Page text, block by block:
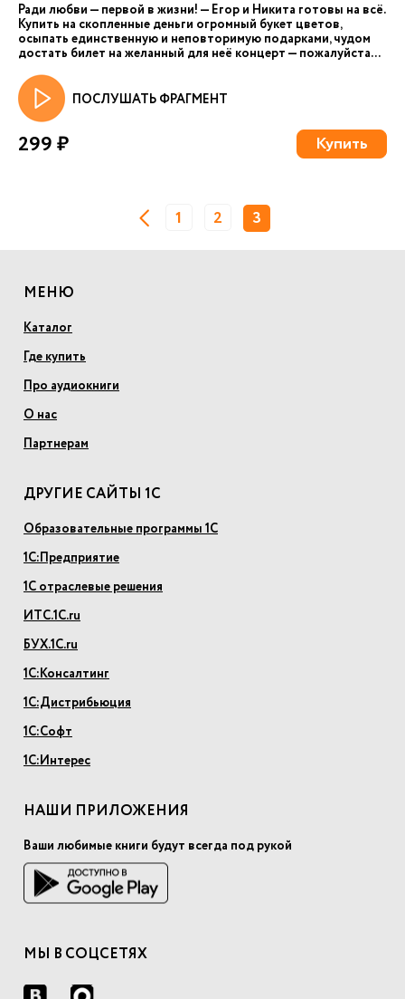
Ради любви — первой в жизни! — Егор и Никита готовы на всё.
Купить на скопленные деньги огромный букет цветов,
осыпать единственную и неповторимую подарками, чудом
достать билет на желанный для неё концерт — пожалуйста...
ПОСЛУШАТЬ ФРАГМЕНТ
299 ₽ Купить
1 2 3
МЕНЮ
Каталог
Где купить
Про аудиокниги
О нас
Партнерам
ДРУГИЕ САЙТЫ 1С
Образовательные программы 1С
1С:Предприятие
1С отраслевые решения
ИТС.1С.ru
БУХ.1С.ru
1С:Консалтинг
1С:Дистрибьюция
1С:Софт
1С:Интерес
НАШИ ПРИЛОЖЕНИЯ
Ваши любимые книги будут всегда под рукой
МЫ В СОЦСЕТЯХ